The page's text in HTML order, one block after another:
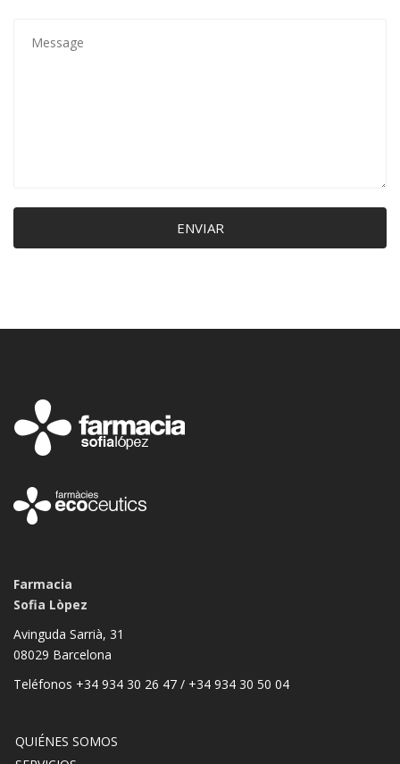
ENVIAR
Farmacia
Sofia Lòpez
Avinguda Sarrià, 31
08029 Barcelona
Teléfonos +34 934 30 26 47 / +34 934 30 50 04
QUIÉNES SOMOS